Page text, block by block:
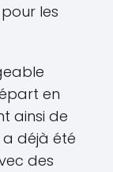
les
en
ainsi de
a déjà été
des